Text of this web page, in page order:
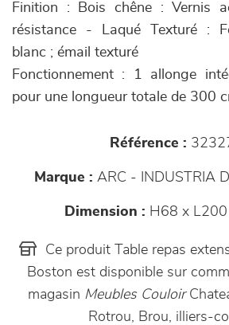
Finition : Bois chêne : Vernis
résistance - Laqué Texturé :
blanc ; émail texturé
Fonctionnement : 1 allonge
pour une longueur totale de 300
Référence :
Marque : ARC - INDUSTRIA
Dimension : H68 x
Ce produit Table repas
Boston est disponible sur
magasin Meubles Couloir
Rotrou, Brou, illiers-